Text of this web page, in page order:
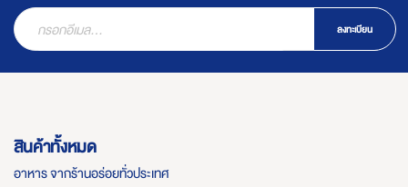
ลงทะเบียน
สินค้าทั้งหมด
อาหาร จากร้านอร่อยทั่วประเทศ